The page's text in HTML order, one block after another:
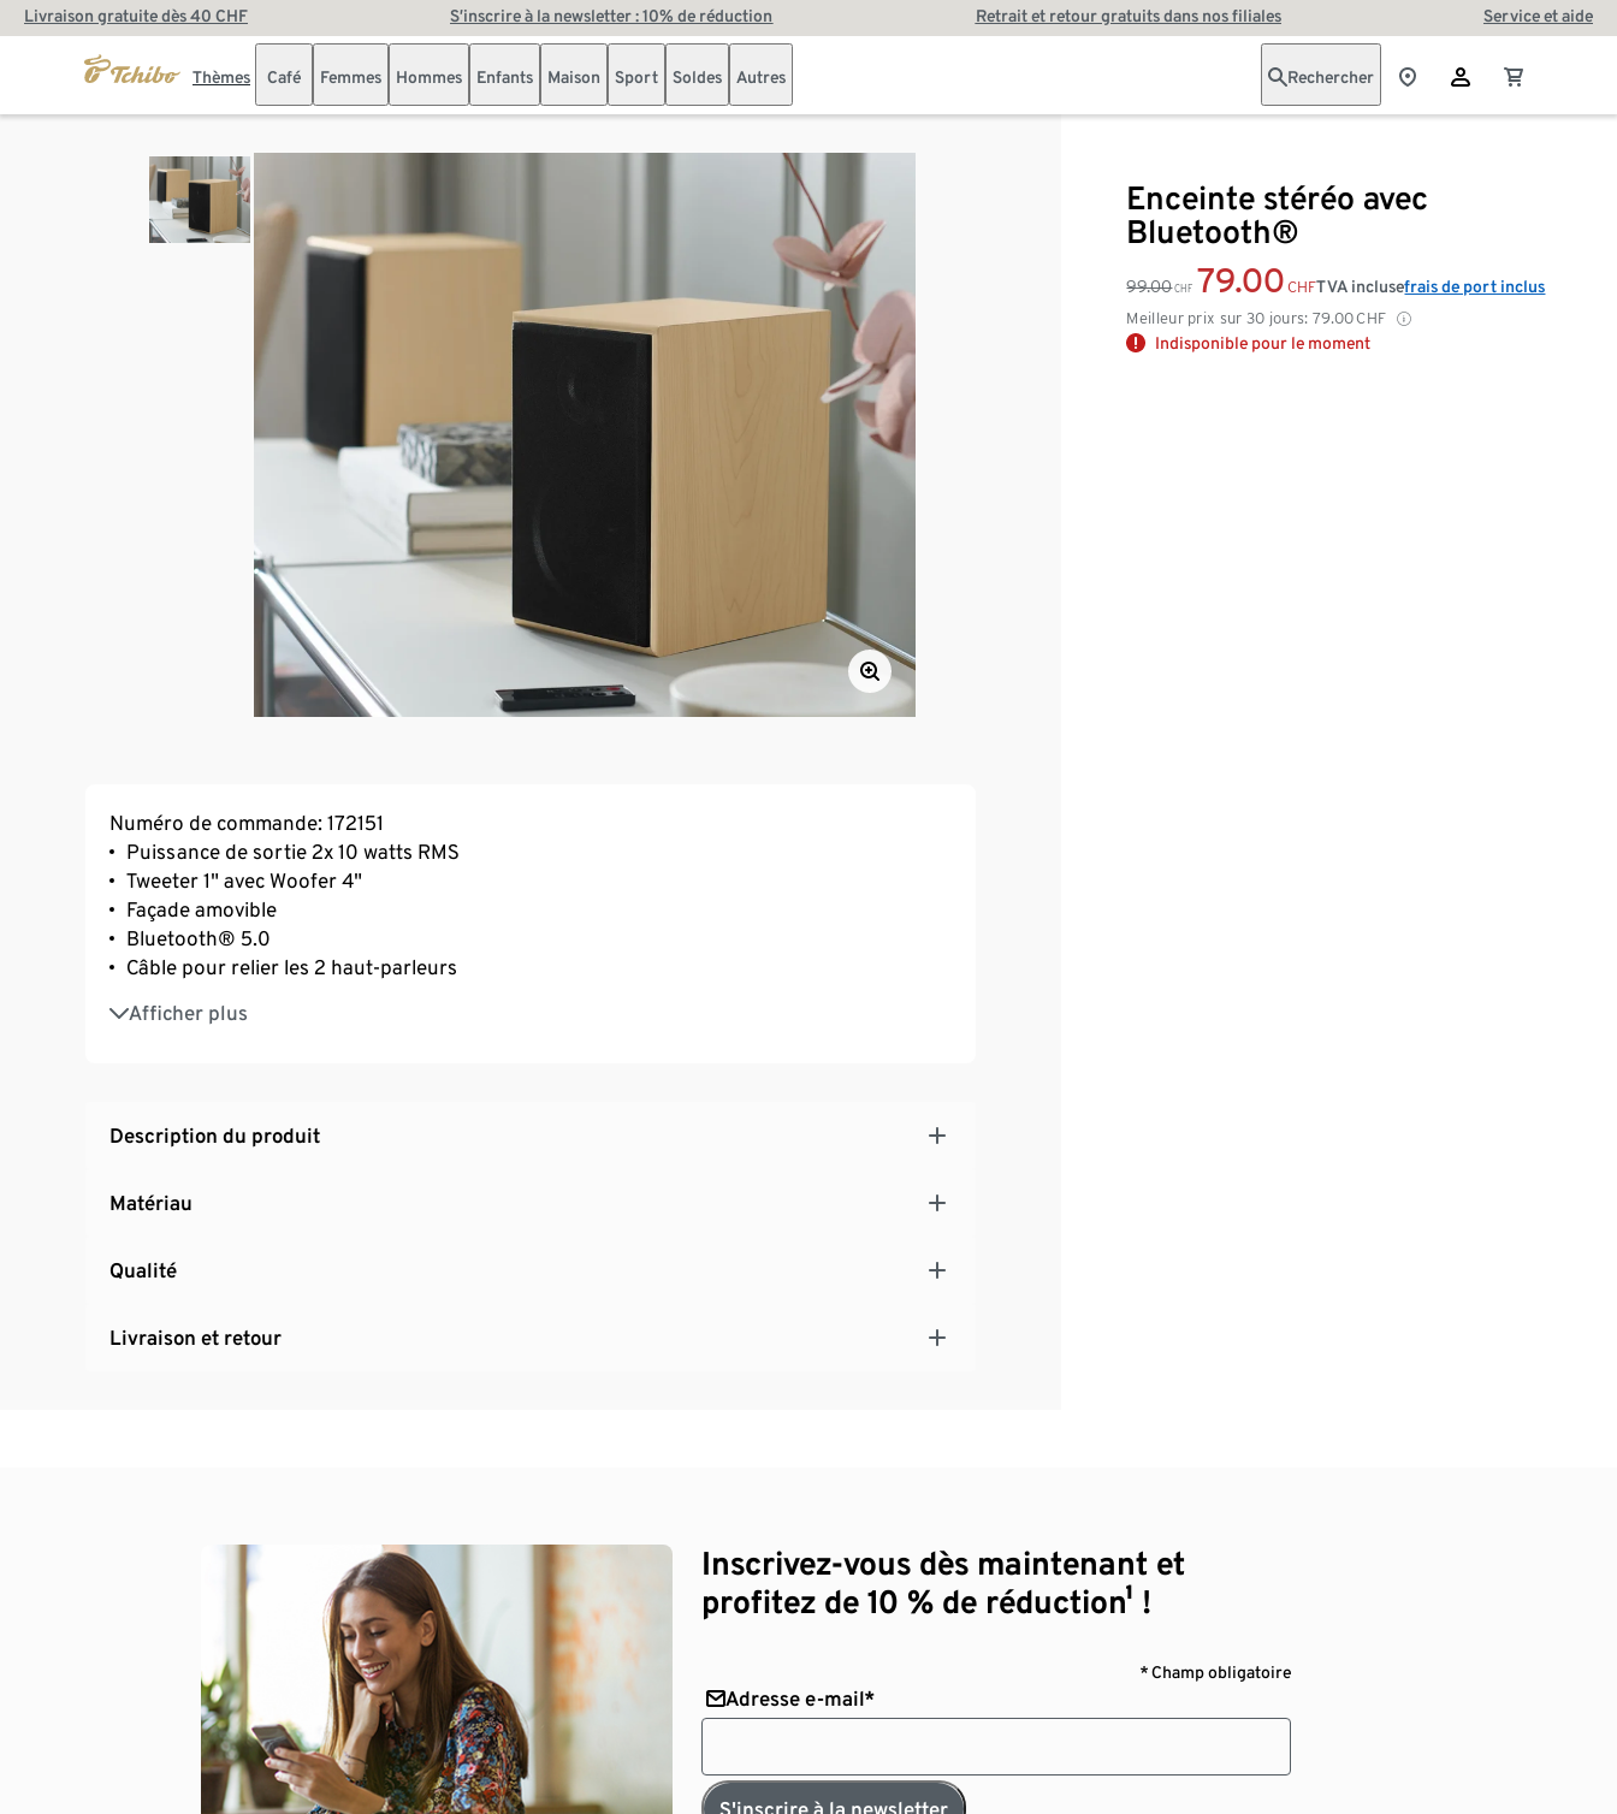
Livraison gratuite dès 40 CHF S’inscrire à la newsletter : 10% de réduction Retrait et retour gratuits dans nos filiales Service et aide
Thèmes Café Femmes Hommes Enfants Maison Sport Soldes Autres Rechercher
Enceinte stéréo avec
Bluetooth®
99.00 CHF 79.00 CHF
Meilleur prix sur 30 jours: 79.00CHF
TVA inclusefrais de port inclus
Indisponible pour le moment
Numéro de commande: 172151
Puissance de sortie 2x 10 watts RMS
Tweeter 1" avec Woofer 4"
Façade amovible
Bluetooth® 5.0
Câble pour relier les 2 haut-parleurs
Afficher plus
Entrée phono
Entrée AUX
Description du produit
Matériau
Qualité
Livraison et retour
Inscrivez-vous dès maintenant et
profitez de 10 % de réduction¹ !
* Champ obligatoire
Adresse e-mail*
S'inscrire à la newsletter